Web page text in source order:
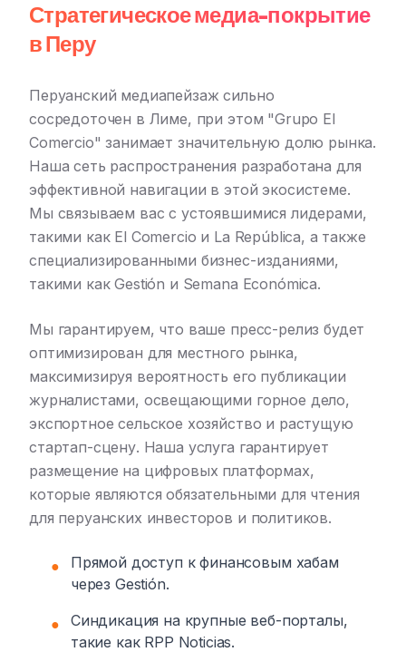
Стратегическое медиа-покрытие
в Перу
Перуанский медиапейзаж сильно
сосредоточен в Лиме, при этом "Grupo El
Comercio" занимает значительную долю рынка.
Наша сеть распространения разработана для
эффективной навигации в этой экосистеме.
Мы связываем вас с устоявшимися лидерами,
такими как El Comercio и La República, а также
специализированными бизнес-изданиями,
такими как Gestión и Semana Económica.
Мы гарантируем, что ваше пресс-релиз будет
оптимизирован для местного рынка,
максимизируя вероятность его публикации
журналистами, освещающими горное дело,
экспортное сельское хозяйство и растущую
стартап-сцену. Наша услуга гарантирует
размещение на цифровых платформах,
которые являются обязательными для чтения
для перуанских инвесторов и политиков.
●
Прямой доступ к финансовым хабам
через Gestión.
●
Синдикация на крупные веб-порталы,
такие как RPP Noticias.